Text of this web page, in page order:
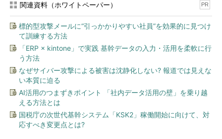
関連資料（ホワイトペーパー） PR
標的型攻撃メールに“引っかかりやすい社員”を効果的に見つけ
て訓練する方法
「ERP × kintone」で実践 基幹データの入力・活用を柔軟に行
う方法
なぜサイバー攻撃による被害は沈静化しない? 報道では見えな
い本質に迫る
AI活用のつまずきポイント 「社内データ活用の壁」を乗り越
える方法とは
国税庁の次世代基幹システム「KSK2」稼働開始に向けて、対
応すべき変更点とは?